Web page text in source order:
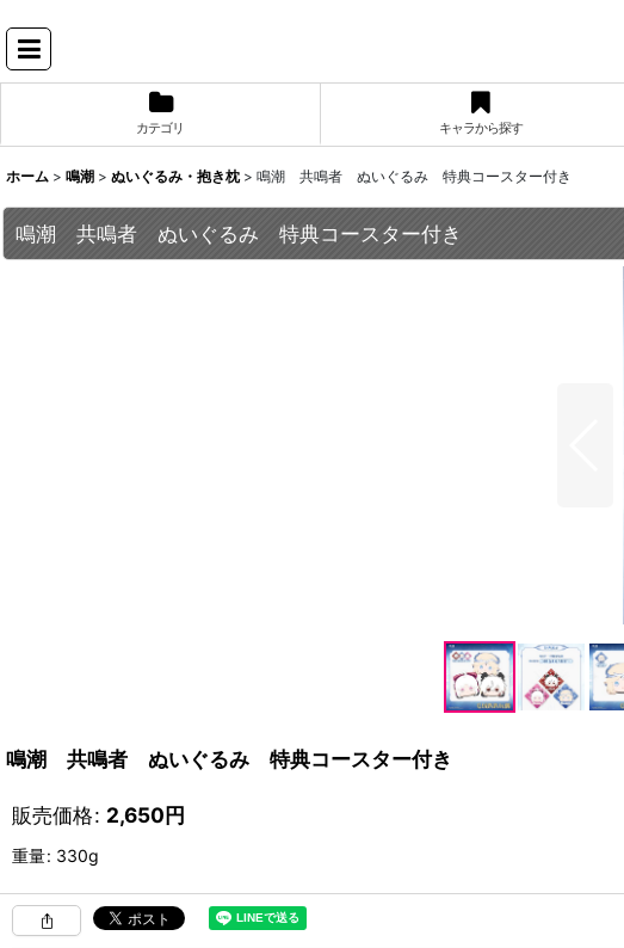
カテゴリ キャラから探す
ホーム > 鳴潮 > ぬいぐるみ・抱き枕 > 鳴潮 共鳴者 ぬいぐるみ 特典コースター付き
鳴潮 共鳴者 ぬいぐるみ 特典コースター付き
鳴潮 共鳴者 ぬいぐるみ 特典コースター付き
販売価格: 2,650円
重量: 330g